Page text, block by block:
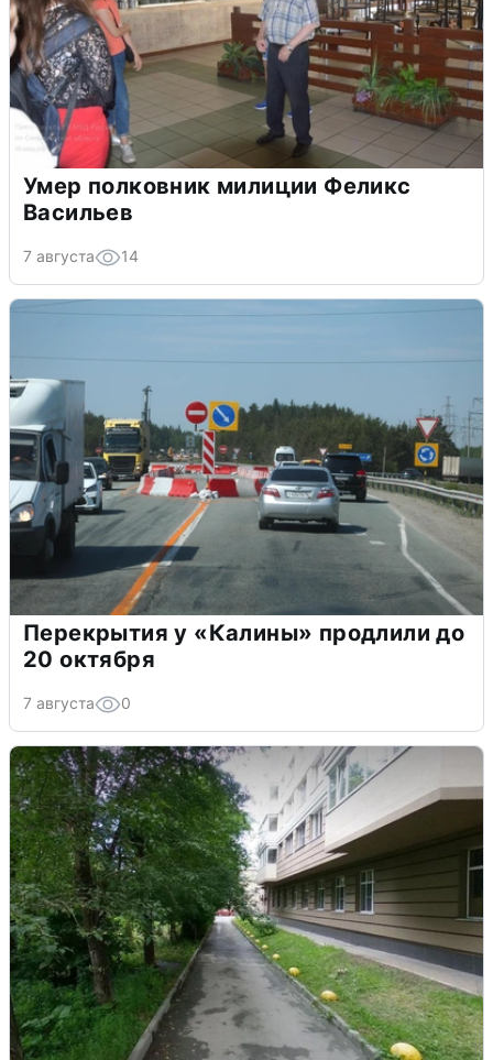
Умер полковник милиции Феликс
Васильев
7 августа 14
Перекрытия у «Калины» продлили до
20 октября
7 августа 0